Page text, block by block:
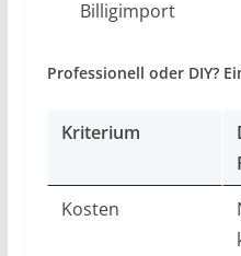
Billigimport
Professionell oder DIY?
Kriterium
Kosten